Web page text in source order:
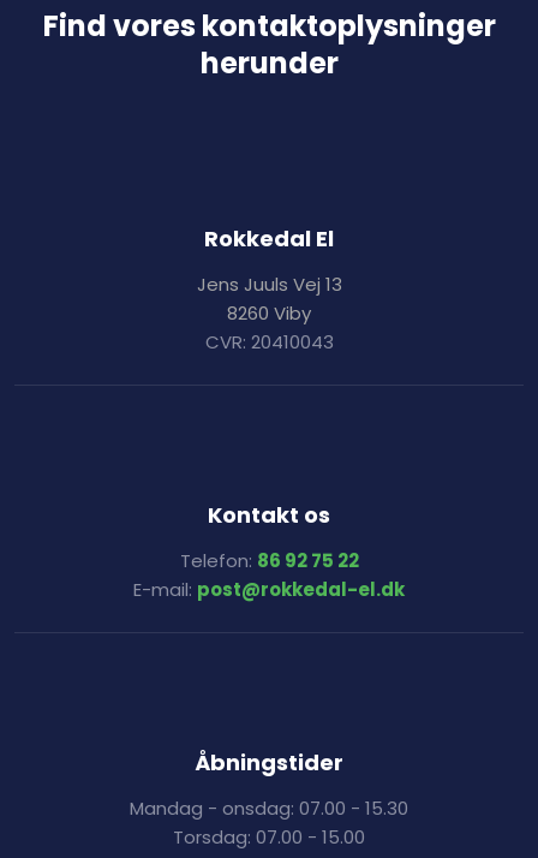
Find vores kontaktoplysninger
herunder​
Rokkedal El
Jens Juuls Vej 13
8260 Viby
CVR: 20410043
Kontakt os
Telefon: 86 92 75 22
E-mail: post@rokkedal-el.dk
Åbningstider
Mandag - onsdag: 07.00 - 15.30
Torsdag: 07.00 - 15.00